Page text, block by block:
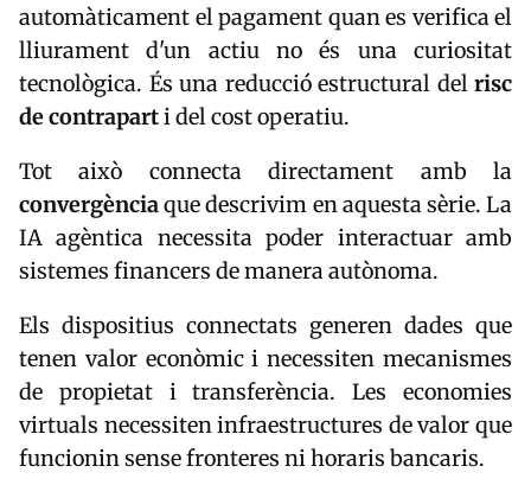
automàticament el pagament quan es verifica el
lliurament d'un actiu no és una curiositat
tecnològica. És una reducció estructural del risc
de contraparti del cost operatiu.
Tot això connecta directament amb la
convergènciaque descrivim en aquesta sèrie. La
IA agèntica necessita poder interactuar amb
sistemes financers de manera autònoma.
Els dispositius connectats generen dades que
tenen valor econòmic i necessiten mecanismes
de propietat i transferència. Les economies
virtuals necessiten infraestructures de valor que
funcionin sense fronteres ni horaris bancaris.